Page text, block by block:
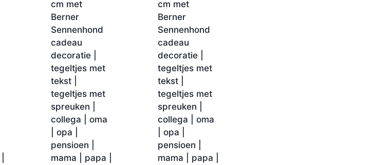
cm met
Berner
Sennenhond
cadeau
decoratie |
tegeltjes met
tekst |
tegeltjes met
spreuken |
collega | oma
| opa |
pensioen |
mama | papa |
cm met
Berner
Sennenhond
cadeau
decoratie |
tegeltjes met
tekst |
tegeltjes met
spreuken |
collega | oma
| opa |
pensioen |
mama | papa |